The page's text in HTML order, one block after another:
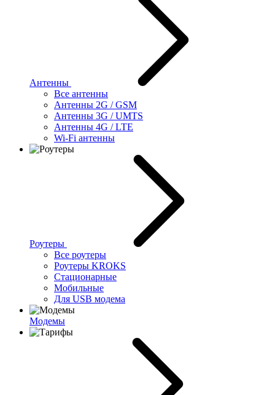
Антенны
Все антенны
Антенны 2G / GSM
Антенны 3G / UMTS
Антенны 4G / LTE
Wi-Fi антенны
Роутеры
Все роутеры
Роутеры KROKS
Стационарные
Мобильные
Для USB модема
Модемы